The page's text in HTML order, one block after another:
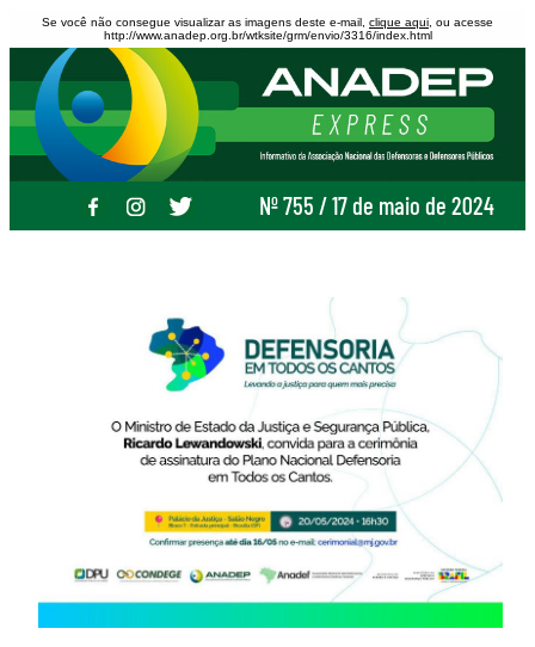
Se você não consegue visualizar as imagens deste e-mail, clique aqui , ou acesse
http://www.anadep.org.br/wtksite/grm/envio/3316/index.html
Nº 755 / 17 de maio de 2024